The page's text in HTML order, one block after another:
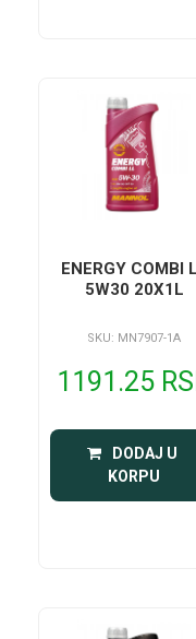
ENERGY COMBI
5W30 20X1L
SKU: MN7907-1A
1191.25
DODAJ U
KORPU